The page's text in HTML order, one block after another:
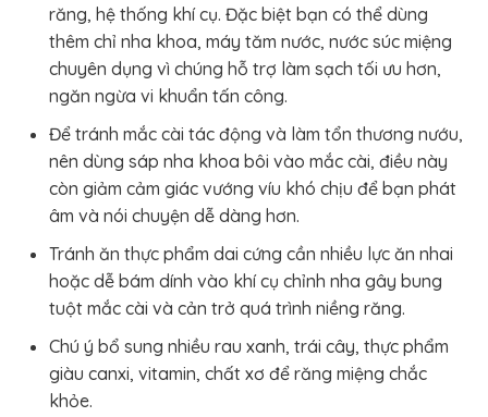
răng, hệ thống khí cụ. Đặc biệt bạn có thể dùng
thêm chỉ nha khoa, máy tăm nước, nước súc miệng
chuyên dụng vì chúng hỗ trợ làm sạch tối ưu hơn,
ngăn ngừa vi khuẩn tấn công.
Để tránh mắc cài tác động và làm tổn thương nướu,
nên dùng sáp nha khoa bôi vào mắc cài, điều này
còn giảm cảm giác vướng víu khó chịu để bạn phát
âm và nói chuyện dễ dàng hơn.
Tránh ăn thực phẩm dai cứng cần nhiều lực ăn nhai
hoặc dễ bám dính vào khí cụ chỉnh nha gây bung
tuột mắc cài và cản trở quá trình niềng răng.
Chú ý bổ sung nhiều rau xanh, trái cây, thực phẩm
giàu canxi, vitamin, chất xơ để răng miệng chắc
khỏe.